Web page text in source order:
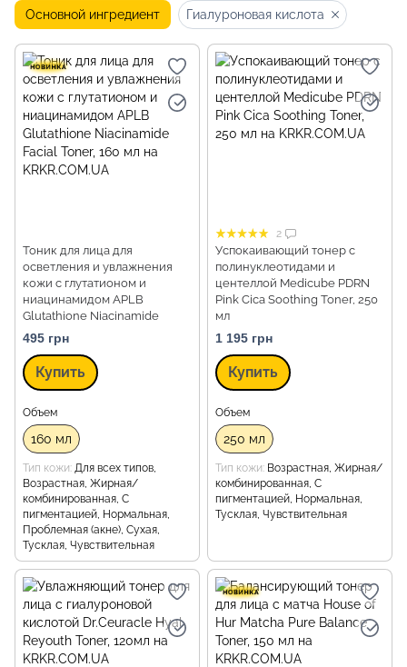
Основной ингредиент Гиалуроновая кислота
Тоник для лица для
осветления и увлажнения
кожи с глутатионом и
ниацинамидом APLB
Glutathione Niacinamide
Facial Toner, 160 мл
495 грн
Купить
Объем
160 мл
Тип кожи Для всех типов,
Возрастная, Жирная/
комбинированная, С
пигментацией, Нормальная,
Проблемная (акне), Сухая,
Тусклая, Чувствительная
2
Успокаивающий тонер с
полинуклеотидами и
центеллой Medicube PDRN
Pink Cica Soothing Toner, 250
мл
1 195 грн
Купить
Объем
250 мл
Тип кожи Возрастная, Жирная/
комбинированная, С
пигментацией, Нормальная,
Тусклая, Чувствительная